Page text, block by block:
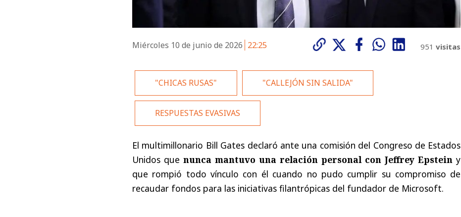
Miércoles 10 de junio de 2026 22:25 951 visitas
"CHICAS RUSAS" "CALLEJÓN SIN SALIDA"
RESPUESTAS EVASIVAS
El multimillonario Bill Gates declaró ante una comisión del Congreso de Estados
Unidos quenunca mantuvo una relación personal con Jeffrey Epstein y
que rompió todo vínculo con él cuando no pudo cumplir su compromiso de
recaudar fondos para las iniciativas filantrópicas del fundador de Microsoft.